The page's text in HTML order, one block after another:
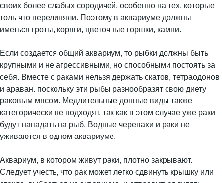
своих более слабых сородичей, особенно на тех, которые
толь что перелиняли. Поэтому в аквариуме должны
иметься гроты, коряги, цветочные горшки, камни.
Если создается общий аквариум, то рыбки должны быть
крупными и не агрессивными, но способными постоять за
себя. Вместе с раками нельзя держать скатов, тетраодонов
и араван, поскольку эти рыбы разнообразят свою диету
раковым мясом. Медлительные донные виды также
категорически не подходят, так как в этом случае уже раки
будут нападать на рыб. Водные черепахи и раки не
уживаются в одном аквариуме.
Аквариум, в котором живут раки, плотно закрывают.
Следует учесть, что рак может легко сдвинуть крышку или